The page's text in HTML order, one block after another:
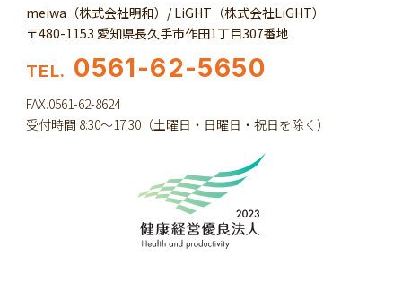
meiwa（株式会社明和）/ LiGHT（株式会社LiGHT）
〒480-1153 愛知県長久手市作田1丁目307番地
TEL. 0561-62-5650
FAX.0561-62-8624
受付時間 8:30～17:30（土曜日・日曜日・祝日を除く）